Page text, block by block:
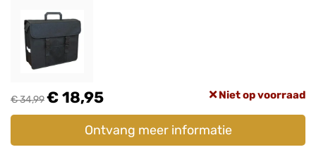
€ 34,99€ 18,95 Niet op voorraad
Ontvang meer informatie